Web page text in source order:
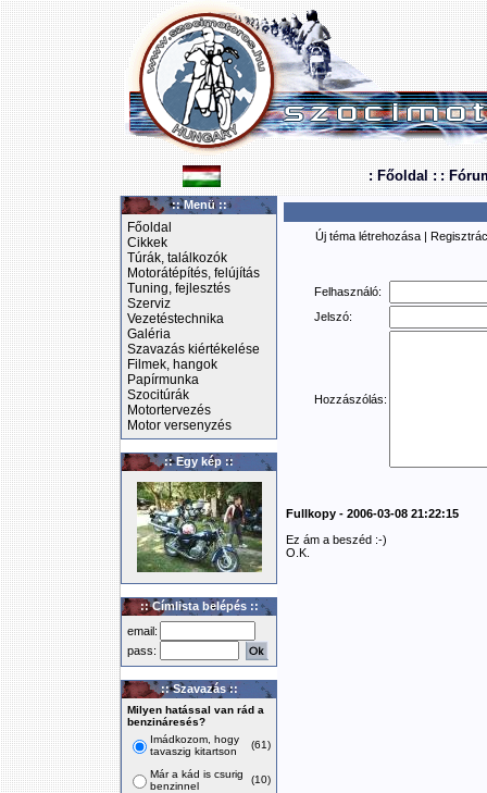
: Főoldal : :
:: Menü ::
Főoldal
Cikkek
Túrák, találkozók
Motorátépítés, felújítás
Tuning, fejlesztés
Szerviz
Vezetéstechnika
Galéria
Szavazás kiértékelése
Filmek, hangok
Papírmunka
Szocitúrák
Motortervezés
Motor versenyzés
:: Egy kép ::
:: Címlista belépés ::
email:
pass:
:: Szavazás ::
Milyen hatással van rád a
benzináresés?
Imádkozom, hogy
tavaszig kitartson
(61)
Már a kád is csurig
benzinnel
(10)
Új téma létrehozása |
Felhasználó:
Jelszó:
Hozzászólás:
Fullkopy - 2006-03-08 21:22:15
Ez ám a beszéd :-)
O.K.